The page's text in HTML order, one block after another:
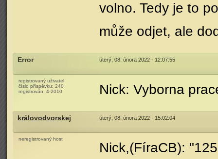
volno. Tedy je to
může odjet, ale
Error úterý, 08. února 2022 - 12:07:55
registrovaný uživatel
číslo příspěvku: 240
registrován: 4-2010 Nick: Vyborna
královodvorskej úterý, 08. února 2022 - 15:02:04
neregistrovaný host
Nick,(FíraCB):